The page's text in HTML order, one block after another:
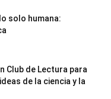
solo humana:
Club de Lectura para
de la ciencia y la